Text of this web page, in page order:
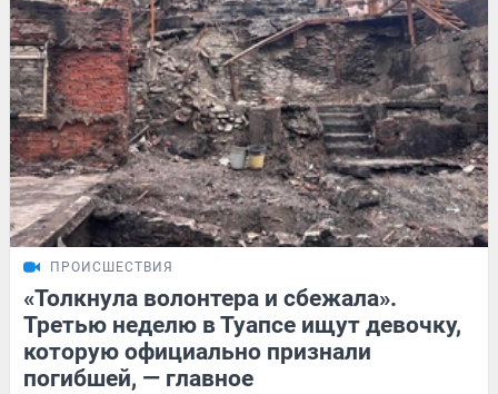
ПРОИСШЕСТВИЯ
«Толкнула волонтера и сбежала».
Третью неделю в Туапсе ищут девочку,
которую официально признали
погибшей, — главное